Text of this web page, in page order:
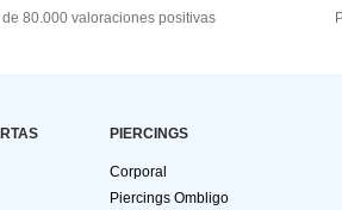
de 80.000 valoraciones positivas
PIERCINGS
Corporal
Piercings Ombligo